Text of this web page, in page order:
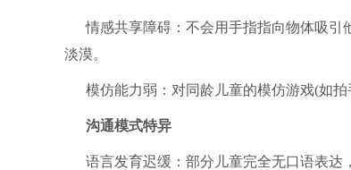
情感共享障碍：不会用手指指向物体吸
淡漠。
模仿能力弱：对同龄儿童的模仿游戏(如
沟通模式特异
语言发育迟缓：部分儿童完全无口语表达